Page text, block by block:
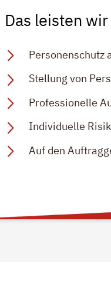
Das leisten
Personenschutz
Stellung von
Professionelle
Individuelle
Auf den